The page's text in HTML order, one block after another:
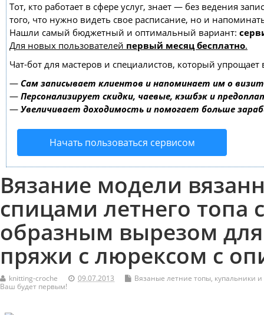
Тот, кто работает в сфере услуг, знает — без ведения
того, что нужно видеть свое расписание, но и
Нашли самый бюджетный и оптимальный вариант:
Для новых пользователей первый месяц бесплатно.
Чат-бот для мастеров и специалистов, который упрощает
— Сам записывает клиентов и напоминает им о
— Персонализирует скидки, чаевые, кэшбэк и
— Увеличивает доходимость и помогает больше
Начать пользоваться сервисом
Вязание модели
спицами летнего топа
образным вырезом
пряжи с люрексом с
knitting-croche 09.07.2013
Вязаные летние топы, купальники и
Ваш будет первым!